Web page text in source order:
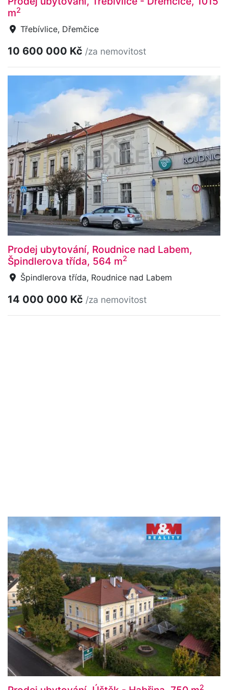
m2
Třebívlice, Dřemčice
10 600 000 Kč /za nemovitost
Prodej ubytování, Roudnice nad Labem,
Špindlerova třída, 564 m2
Špindlerova třída, Roudnice nad Labem
14 000 000 Kč /za nemovitost
2